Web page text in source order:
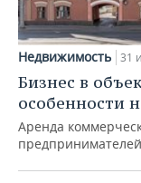
Недвижимость 31
Бизнес в
особенности
Аренда
предпринимателей